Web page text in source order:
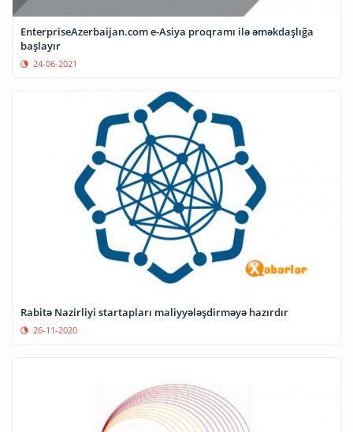
EnterpriseAzerbaijan.com e-Asiya proqramı ilə əməkdaşlığa
başlayır
24-06-2021
Rabitə Nazirliyi startapları maliyyələşdirməyə hazırdır
26-11-2020